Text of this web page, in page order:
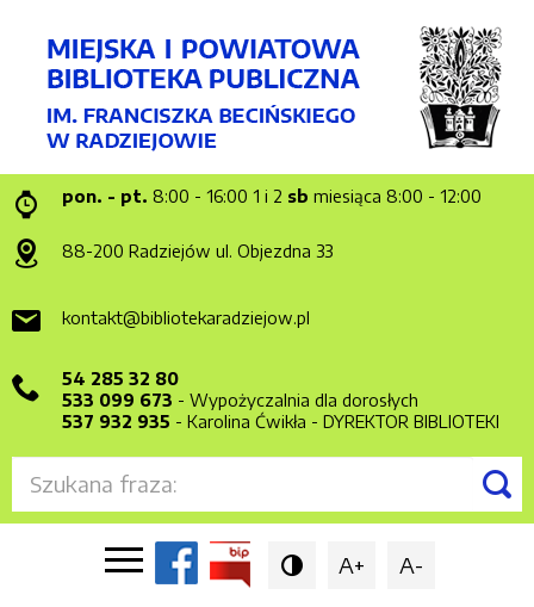
pon. - pt. 8:00 - 16:00 1 i 2 sb miesiąca 8:00 - 12:00
88-200 Radziejów ul. Objezdna 33
kontakt@bibliotekaradziejow.pl
54 285 32 80
533 099 673 - Wypożyczalnia dla dorosłych
537 932 935 - Karolina Ćwikła - DYREKTOR BIBLIOTEKI

 A+ A-